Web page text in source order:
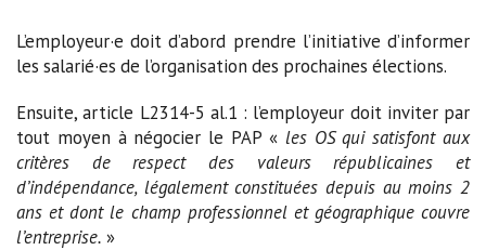
L’employeur·e doit d’abord prendre l’initiative d’informer
les salarié·es de l’organisation des prochaines élections.
Ensuite, article L2314-5 al.1 : l’employeur doit inviter par
tout moyen à négocier le PAP « les OS qui satisfont aux
critères de respect des valeurs républicaines et
d’indépendance, légalement constituées depuis au moins 2
ans et dont le champ professionnel et géographique couvre
l’entreprise. »